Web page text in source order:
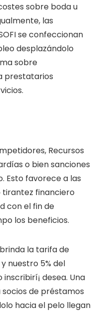
sobre boda u
las
se confeccionan
desplazándolo
sobre
prestatarios
Recursos
o bien sanciones
Esto favorece a las
financiero
con el fin de
los beneficios.
la tarifa de
nuestro 5% del
desea. Una
de préstamos
hacia el pelo llegan